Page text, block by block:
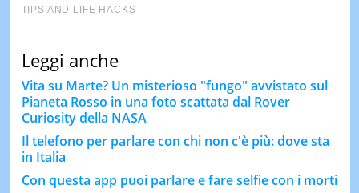
Leggi anche
Vita su Marte? Un misterioso "fungo" avvistato sul
Pianeta Rosso in una foto scattata dal Rover
Curiosity della NASA
Il telefono per parlare con chi non c'è più: dove sta
in Italia
Con questa app puoi parlare e fare selfie con i morti